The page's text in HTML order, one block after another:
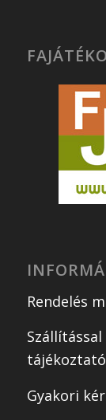
Rendelés
tájékoztató
Gyakori